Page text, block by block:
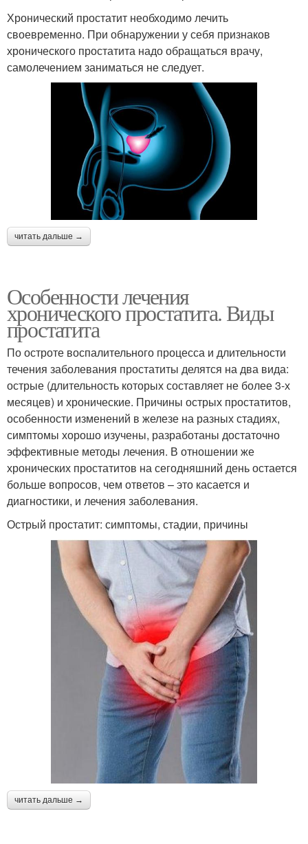
Хронический простатит необходимо лечить
своевременно. При обнаружении у себя признаков
хронического простатита надо обращаться врачу,
самолечением заниматься не следует.
читать дальше →
Особенности лечения
хронического простатита. Виды
простатита
По остроте воспалительного процесса и длительности
течения заболевания простатиты делятся на два вида:
острые (длительность которых составляет не более 3-х
месяцев) и хронические. Причины острых простатитов,
особенности изменений в железе на разных стадиях,
симптомы хорошо изучены, разработаны достаточно
эффективные методы лечения. В отношении же
хронических простатитов на сегодняшний день остается
больше вопросов, чем ответов – это касается и
диагностики, и лечения заболевания.
Острый простатит: симптомы, стадии, причины
читать дальше →